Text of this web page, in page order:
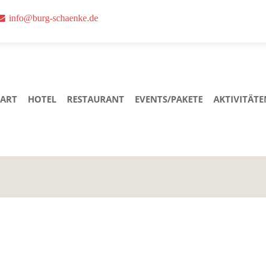
info@burg-schaenke.de
HOTEL RESTAURANT EVENTS/PAKETE